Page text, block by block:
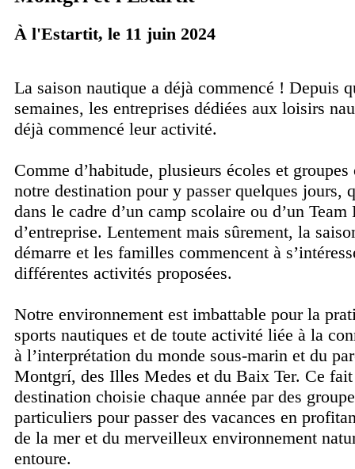
À l'Estartit, le 11 juin 2024
La saison nautique a déjà commencé ! Depuis
semaines, les entreprises dédiées aux loisirs
déjà commencé leur activité.
Comme d’habitude, plusieurs écoles et
notre destination pour y passer quelques jours,
dans le cadre d’un camp scolaire ou d’un
d’entreprise. Lentement mais sûrement, la
démarre et les familles commencent à
différentes activités proposées.
Notre environnement est imbattable pour la
sports nautiques et de toute activité liée à la
à l’interprétation du monde sous-marin et du
Montgrí, des Illes Medes et du Baix Ter. Ce
destination choisie chaque année par des
particuliers pour passer des vacances en
de la mer et du merveilleux environnement
entoure.